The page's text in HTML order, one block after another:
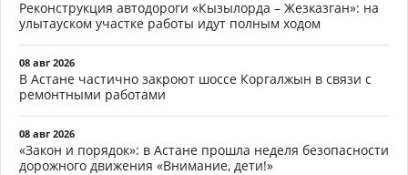
Реконструкция автодороги «Кызылорда – Жезказган»: на
улытауском участке работы идут полным ходом
08 авг 2026
В Астане частично закроют шоссе Коргалжын в связи с
ремонтными работами
08 авг 2026
«Закон и порядок»: в Астане прошла неделя безопасности
дорожного движения «Внимание, дети!»